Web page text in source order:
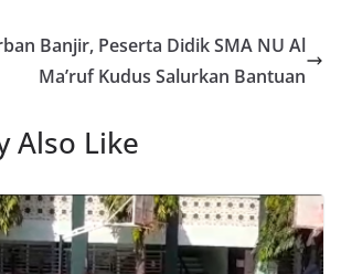
Banjir, Peserta Didik SMA NU Al
Ma’ruf Kudus Salurkan Bantuan
Also Like